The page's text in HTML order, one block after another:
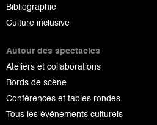
Bibliographie
Culture inclusive
Autour des spectacles
Ateliers et collaborations
Bords de scène
Conférences et tables rondes
Tous les événements culturels